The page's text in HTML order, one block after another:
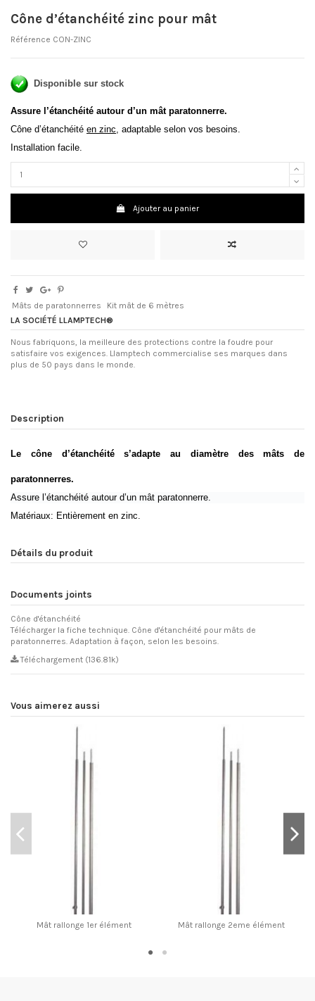
Cône d’étanchéité zinc pour mât
Référence CON-ZINC
Disponible sur stock
Assure l’étanchéité autour d’un mât paratonnerre.
Cône d’étanchéité en zinc, adaptable selon vos besoins.
Installation facile.
Ajouter au panier
Mâts de paratonnerres
Kit mât de 6 mètres
LA SOCIÉTÉ LLAMPTECH®
Nous fabriquons, la meilleure des protections contre la foudre pour
satisfaire vos exigences. Llamptech commercialise ses marques dans
plus de 50 pays dans le monde.
Description
Le cône d’étanchéité s’adapte au diamètre des mâts de
paratonnerres.
Assure l’étanchéité autour d’un mât paratonnerre.
Matériaux: Entièrement en zinc.
Détails du produit
Documents joints
Cône d'étanchéité
Télécharger la fiche technique. Cône d'étanchéité pour mâts de
paratonnerres. Adaptation à façon, selon les besoins.
Téléchargement (136.81k)
Vous aimerez aussi
Mât rallonge 1er élément Mât rallonge 2eme élément